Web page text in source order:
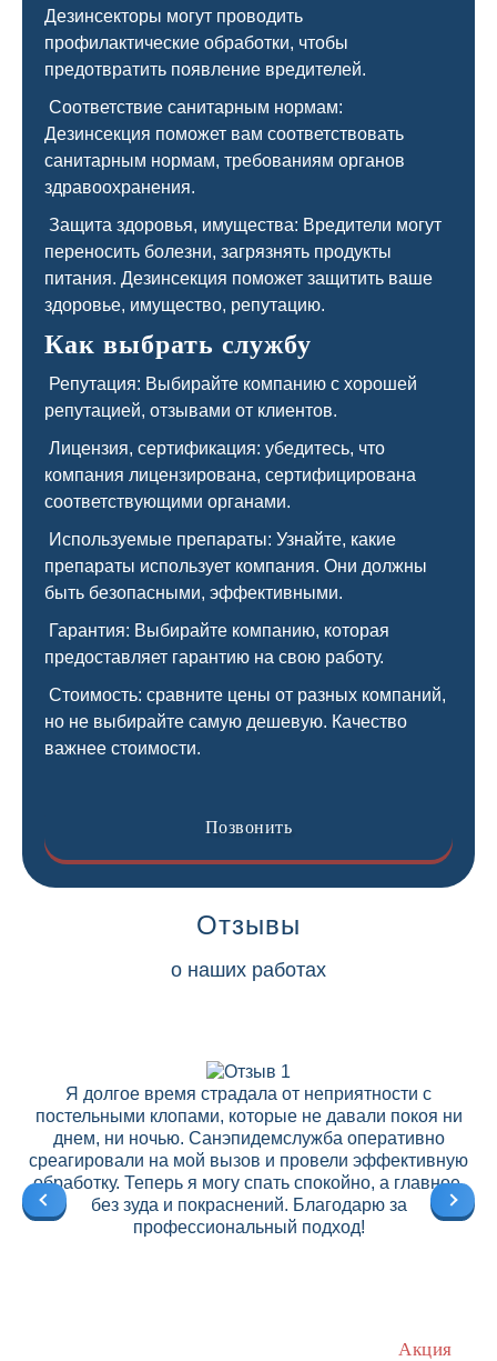
Отзывы
о наших работах
Я долгое время страдала от неприятности с
постельными клопами, которые не давали покоя ни
днем, ни ночью. Санэпидемслужба оперативно
среагировали на мой вызов и провели эффективную
обработку. Теперь я могу спать спокойно, а главное,
без зуда и покраснений. Благодарю за
профессиональный подход!
Акция
Дезинсекторы могут проводить
профилактические обработки, чтобы
предотвратить появление вредителей.
Соответствие санитарным нормам:
Дезинсекция поможет вам соответствовать
санитарным нормам, требованиям органов
здравоохранения.
Защита здоровья, имущества: Вредители могут
переносить болезни, загрязнять продукты
питания. Дезинсекция поможет защитить ваше
здоровье, имущество, репутацию.
Как выбрать службу
Репутация: Выбирайте компанию с хорошей
репутацией, отзывами от клиентов.
Лицензия, сертификация: убедитесь, что
компания лицензирована, сертифицирована
соответствующими органами.
Используемые препараты: Узнайте, какие
препараты использует компания. Они должны
быть безопасными, эффективными.
Гарантия: Выбирайте компанию, которая
предоставляет гарантию на свою работу.
Стоимость: сравните цены от разных компаний,
но не выбирайте самую дешевую. Качество
важнее стоимости.
Позвонить